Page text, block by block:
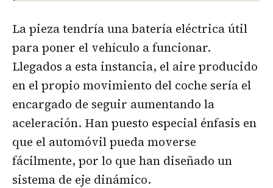
La pieza tendría una batería eléctrica útil
para poner el vehículo a funcionar.
Llegados a esta instancia, el aire producido
en el propio movimiento del coche sería el
encargado de seguir aumentando la
aceleración. Han puesto especial énfasis en
que el automóvil pueda moverse
fácilmente, por lo que han diseñado un
sistema de eje dinámico.